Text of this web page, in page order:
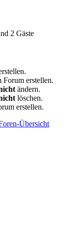
2 Gäste
erstellen.
ändern.
löschen.
erstellen.
Übersicht